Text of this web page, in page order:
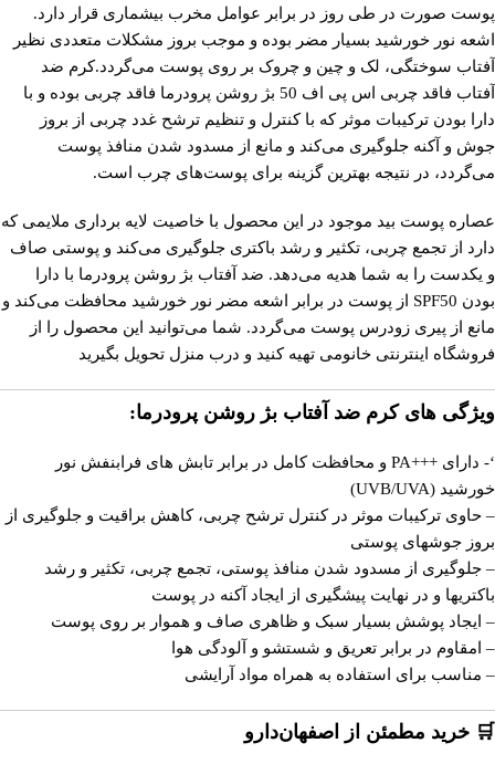
پوست صورت در طی روز در برابر عوامل مخرب بیشماری قرار دارد.
اشعه نور خورشید بسیار مضر بوده و موجب بروز مشکلات متعددی نظیر
آفتاب سوختگی، لک و چین و چروک بر روی پوست می‌گردد.کرم ضد
آفتاب فاقد چربی اس پی اف 50 بژ روشن پرودرما فاقد چربی بوده و با
دارا بودن ترکیبات موثر که با کنترل و تنظیم ترشح غدد چربی از بروز
جوش و آکنه جلوگیری می‌کند و مانع از مسدود شدن منافذ پوست
می‌گردد، در نتیجه بهترین گزینه برای پوست‌های چرب است.
عصاره پوست بید موجود در این محصول با خاصیت لایه برداری ملایمی که
دارد از تجمع چربی، تکثیر و رشد باکتری جلوگیری می‌کند و پوستی صاف
و یکدست را به شما هدیه می‌دهد. ضد آفتاب بژ روشن پرودرما با دارا
بودن SPF50 از پوست در برابر اشعه مضر نور خورشید محافظت می‌کند و
مانع از پیری زودرس پوست می‌گردد. شما می‌توانید این محصول را از
فروشگاه اینترنتی خانومی تهیه کنید و درب منزل تحویل بگیرید
ویژگی های کرم ضد آفتاب بژ روشن پرودرما:
‘- دارای +++PA و محافظت کامل در برابر تابش های فرابنفش نور
خورشید (UVB/UVA)
– حاوی ترکیبات موثر در کنترل ترشح چربی، کاهش براقیت و جلوگیری از
بروز جوشهای پوستی
– جلوگیری از مسدود شدن منافذ پوستی، تجمع چربی، تکثیر و رشد
باکتریها و در نهایت پیشگیری از ایجاد آکنه در پوست
– ایجاد پوشش بسیار سبک و ظاهری صاف و هموار بر روی پوست
– امقاوم در برابر تعریق و شستشو و آلودگی هوا
– مناسب برای استفاده به همراه مواد آرایشی
🛒 خرید مطمئن از اصفهان‌دارو